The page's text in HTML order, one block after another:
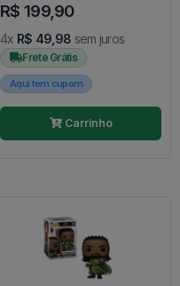
R$ 199,90
4x R$ 49,98 sem juros
Frete Grátis
Aqui tem cupom
Carrinho